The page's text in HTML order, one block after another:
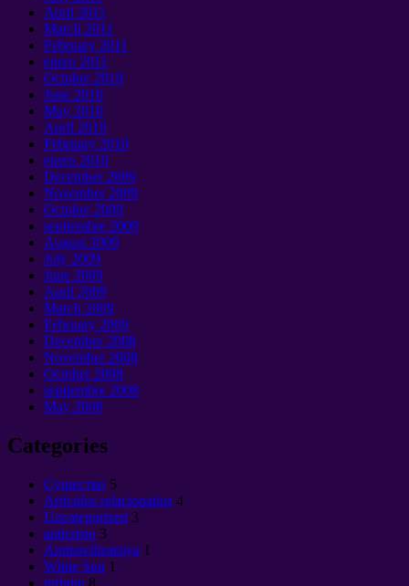
April 2011
March 2011
February 2011
enero 2011
October2010
June 2010
May 2010
April 2010
February 2010
enero 2010
December2009
November2009
October2009
septiembre 2009
August 2009
July 2009
June 2009
April 2009
March 2009
February 2009
December2008
November2008
October2008
septiembre 2008
May 2008
Categories
Cущество 5
Artículos relacionados 4
Uncategorized 3
anticristo 3
Antitsivilizatsiya 1
White Sun 1
infinito 8